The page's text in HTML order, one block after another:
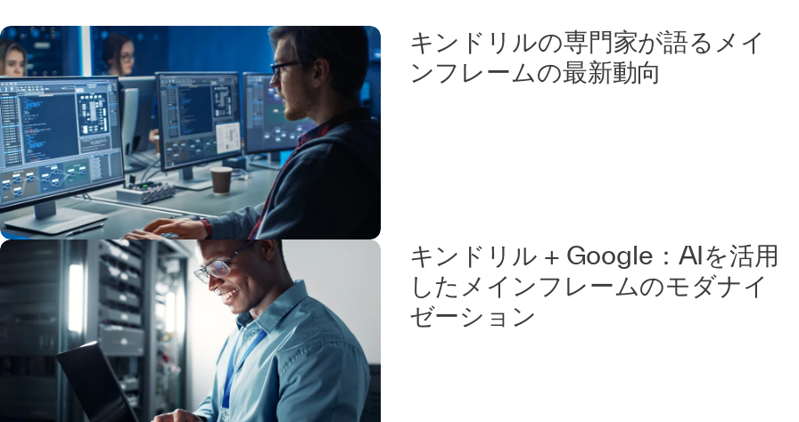
キンドリルの専門家が語るメイ
ンフレームの最新動向
キンドリル + Google：AIを活用
したメインフレームのモダナイ
ゼーション